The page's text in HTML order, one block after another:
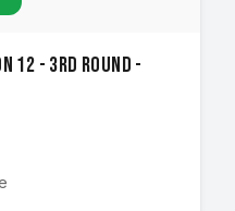
12 - 3rd Round -